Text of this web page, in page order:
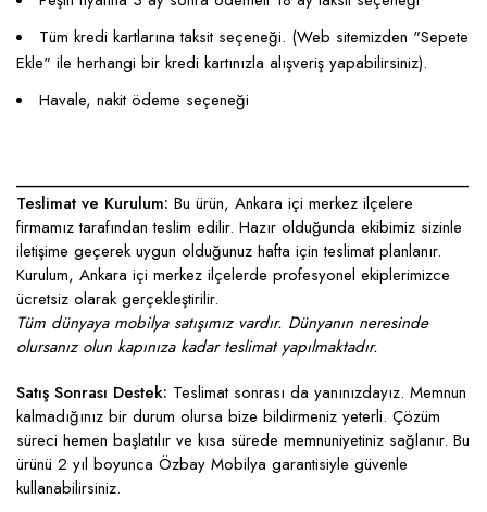
Tüm kredi kartlarına taksit seçeneği. (Web sitemizden "Sepete
Ekle" ile herhangi bir kredi kartınızla alışveriş yapabilirsiniz).
Havale, nakit ödeme seçeneği
____________________________________________________
Teslimat ve Kurulum: Bu ürün, Ankara içi merkez ilçelere
firmamız tarafından teslim edilir. Hazır olduğunda ekibimiz sizinle
iletişime geçerek uygun olduğunuz hafta için teslimat planlanır.
Kurulum, Ankara içi merkez ilçelerde profesyonel ekiplerimizce
ücretsiz olarak gerçekleştirilir.
Tüm dünyaya mobilya satışımız vardır. Dünyanın neresinde
olursanız olun kapınıza kadar teslimat yapılmaktadır.
Satış Sonrası Destek: Teslimat sonrası da yanınızdayız. Memnun
kalmadığınız bir durum olursa bize bildirmeniz yeterli. Çözüm
süreci hemen başlatılır ve kısa sürede memnuniyetiniz sağlanır. Bu
ürünü 2 yıl boyunca Özbay Mobilya garantisiyle güvenle
kullanabilirsiniz.